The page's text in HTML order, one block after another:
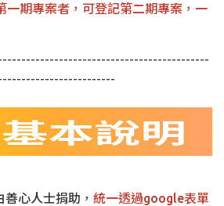
一期專案者，可登記第二期專案，一
善心人士捐助 ， 統一透過google表單